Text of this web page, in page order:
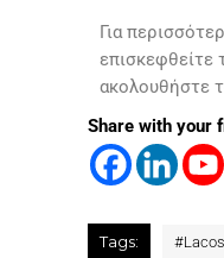
Για
επισκεφθείτε
ακολουθήστε
Share with your
Tags: #